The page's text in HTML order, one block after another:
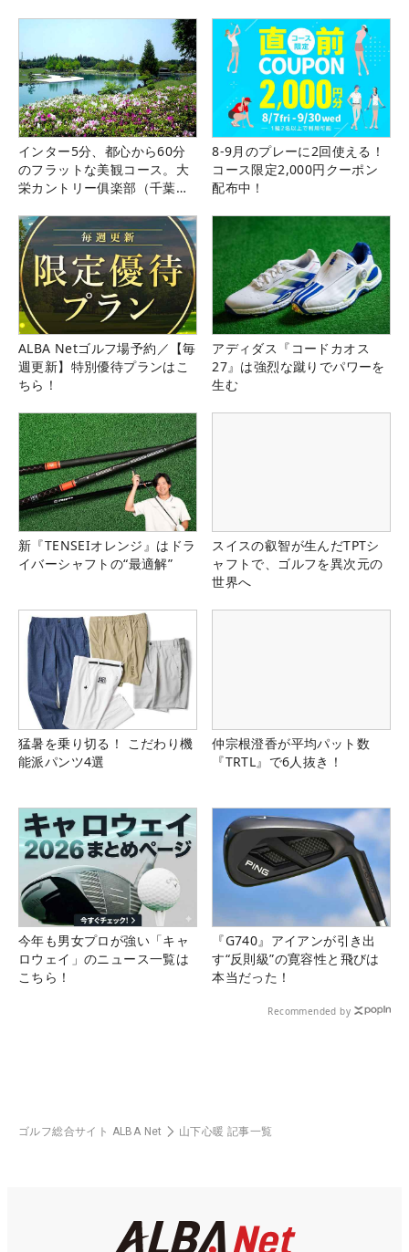
インター5分、都心から60分
のフラットな美観コース。大
栄カントリー俱楽部（千葉
8-9月のプレーに2回使える！
コース限定2,000円クーポン
配布中！
ALBA Netゴルフ場予約／【毎
週更新】特別優待プランはこ
ちら！
アディダス『コードカオス
27』は強烈な蹴りでパワーを
生む
新『TENSEIオレンジ』はドラ
イバーシャフトの“最適解”
スイスの叡智が生んだTPTシ
ャフトで、ゴルフを異次元の
世界へ
猛暑を乗り切る！ こだわり機
能派パンツ4選
仲宗根澄香が平均パット数
『TRTL』で6人抜き！
今年も男女プロが強い「キャ
ロウェイ」のニュース一覧は
こちら！
『G740』アイアンが引き出
す“反則級”の寛容性と飛びは
本当だった！
Recommended by
ゴルフ総合サイト ALBA Net 山下心暖 記事一覧